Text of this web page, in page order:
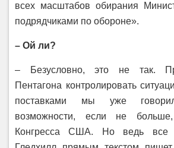
всех масштабов обирания
подрядчиками по обороне».
– Ой ли?
– Безусловно, это не так.
Пентагона контролировать
поставками мы уже
возможности, если не
Конгресса США. Но ведь все